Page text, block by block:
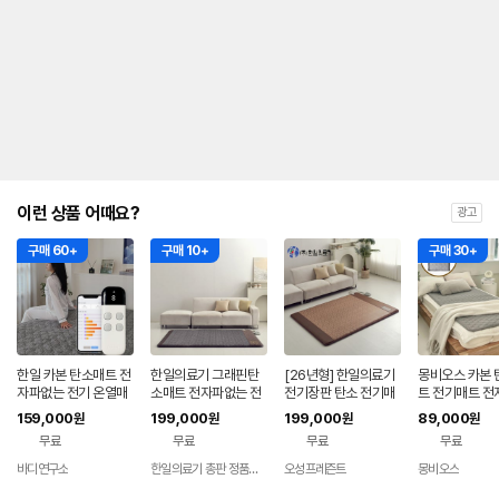
이런 상품 어때요? 광고
구매 60+
한일 카본 탄소매트 전
자파없는 전기 온열매
트 장판 2인용 1인용 S
S 그레이
159,000원
무료
바디연구소
구매 10+
한일의료기 그래핀탄
소매트 전자파없는 전
기장판 온열매트 싱글
1인용 분리난방
199,000원
무료
한일의료기 총판 정품스토어
[26년형] 한일의료기
전기장판 탄소 전기매
트 전자파없는 온열매
트 그래핀 침대 거실용
싱글, 100x200cm,
진스웨이드
199,000원
무료
오성프레즌트
구매 30+
몽비오스 카본
트 전기매트 전
는 그래핀 온열
대 전기장판
200cm, 연그
89,000원
무료
몽비오스